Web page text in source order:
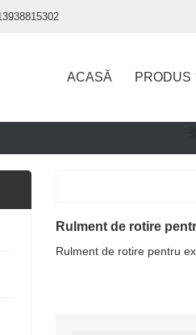
ACASĂ PRODUS
Rulment de rotire
Rulment de rotire pentru